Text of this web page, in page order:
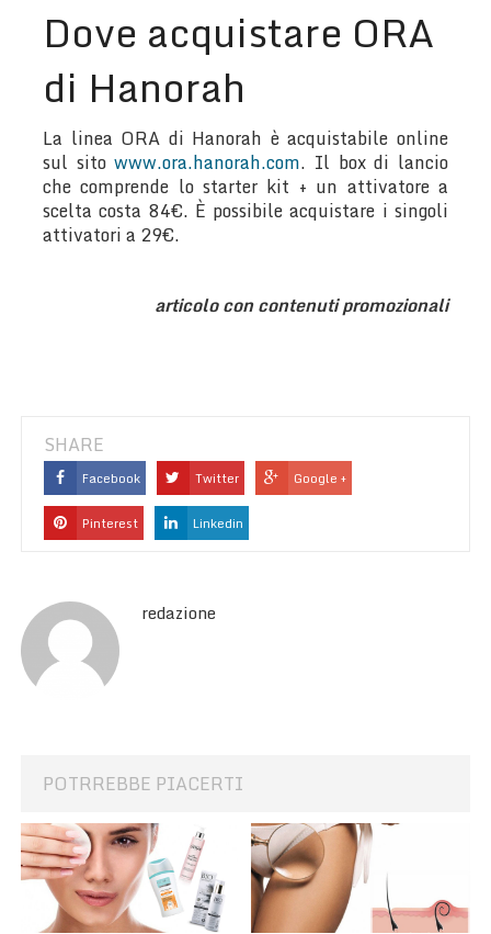
Dove acquistare ORA
di Hanorah
La linea ORA di Hanorah è acquistabile online
sul sitowww.ora.hanorah.com. Il box di lancio
che comprende lo starter kit + un attivatore a
scelta costa 84€. È possibile acquistare i singoli
attivatori a 29€.
articolo con contenuti promozionali
SHARE
Facebook Twitter Google +
Pinterest Linkedin
redazione
POTRREBBE PIACERTI